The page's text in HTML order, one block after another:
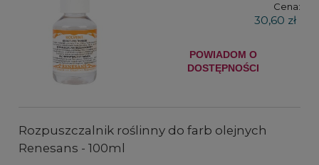
Cena:
30,60 zł
POWIADOM O
DOSTĘPNOŚCI
Rozpuszczalnik roślinny do farb olejnych
Renesans - 100ml